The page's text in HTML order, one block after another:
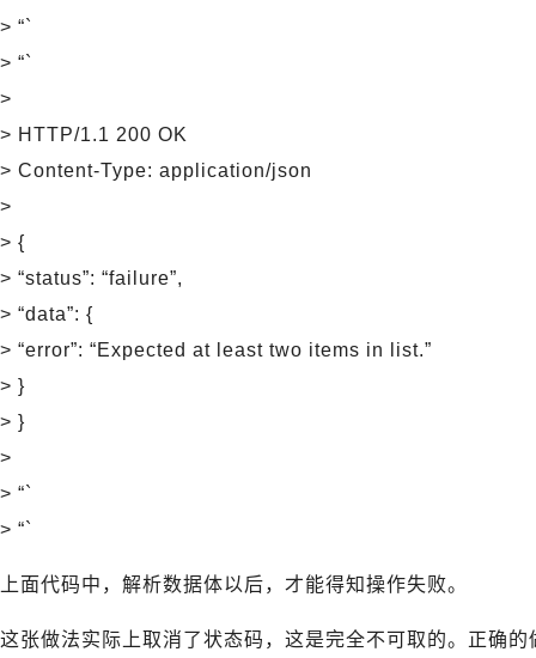
> “`
> “`
>
> HTTP/1.1 200 OK
> Content-Type: application/json
>
> {
> “status”: “failure”,
> “data”: {
> “error”: “Expected at least two items in list.”
> }
> }
>
> “`
> “`
上面代码中，解析数据体以后，才能得知操作失败。
这张做法实际上取消了状态码，这是完全不可取的。正确